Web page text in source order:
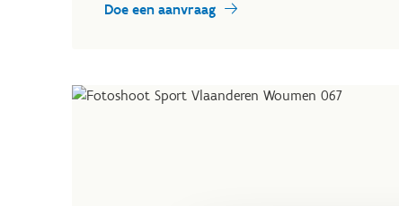
Doe een aanvraag